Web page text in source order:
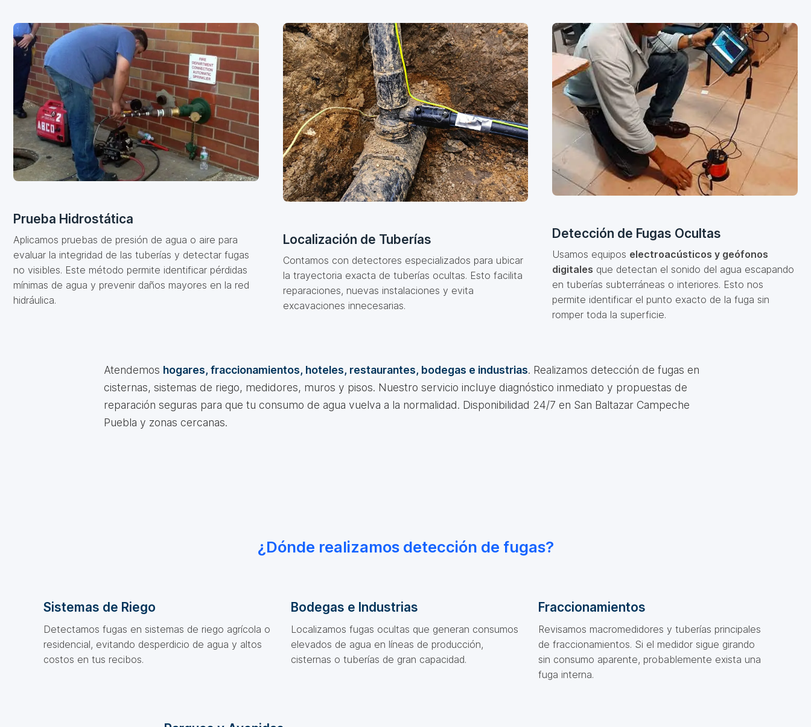
Prueba Hidrostática
Aplicamos pruebas de presión de agua o aire para
evaluar la integridad de las tuberías y detectar fugas
no visibles. Este método permite identificar pérdidas
mínimas de agua y prevenir daños mayores en la red
hidráulica.
Localización de Tuberías
Contamos con detectores especializados para ubicar
la trayectoria exacta de tuberías ocultas. Esto facilita
reparaciones, nuevas instalaciones y evita
excavaciones innecesarias.
Detección de Fugas Ocultas
Usamos equipos electroacústicos y geófonos
digitales que detectan el sonido del agua escapando
en tuberías subterráneas o interiores. Esto nos
permite identificar el punto exacto de la fuga sin
romper toda la superficie.
Atendemos hogares, fraccionamientos, hoteles, restaurantes, bodegas e industrias. Realizamos detección de fugas en
cisternas, sistemas de riego, medidores, muros y pisos. Nuestro servicio incluye diagnóstico inmediato y propuestas de
reparación seguras para que tu consumo de agua vuelva a la normalidad. Disponibilidad 24/7 en San Baltazar Campeche
Puebla y zonas cercanas.
¿Dónde realizamos detección de fugas?
Sistemas de Riego
Detectamos fugas en sistemas de riego agrícola o
residencial, evitando desperdicio de agua y altos
costos en tus recibos.
Bodegas e Industrias
Localizamos fugas ocultas que generan consumos
elevados de agua en líneas de producción,
cisternas o tuberías de gran capacidad.
Fraccionamientos
Revisamos macromedidores y tuberías principales
de fraccionamientos. Si el medidor sigue girando
sin consumo aparente, probablemente exista una
fuga interna.